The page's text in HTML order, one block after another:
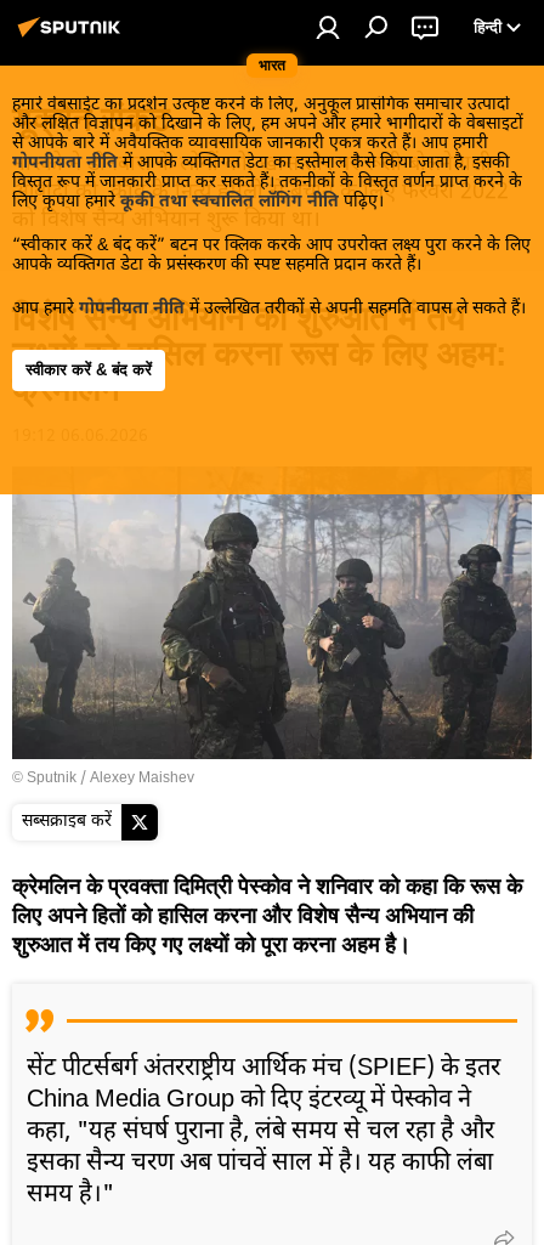
भारत
हिन्दी
हमारे वेबसाईट का प्रदर्शन उत्कृष्ट करने के लिए, अनुकूल प्रासंगिक समाचार उत्पादों
और लक्षित विज्ञापन को दिखाने के लिए, हम अपने और हमारे भागीदारों के वेबसाइटों
से आपके बारे में अवैयक्तिक व्यावसायिक जानकारी एकत्र करते हैं। आप हमारी
गोपनीयता नीति में आपके व्यक्तिगत डेटा का इस्तेमाल कैसे किया जाता है, इसकी
विस्तृत रूप में जानकारी प्राप्त कर सकते हैं। तकनीकों के विस्तृत वर्णन प्राप्त करने के
लिए कृपया हमारे कूकी तथा स्वचालित लॉगिंग नीति पढ़िए।
“स्वीकार करें & बंद करें” बटन पर क्लिक करके आप उपरोक्त लक्ष्य पुरा करने के लिए
आपके व्यक्तिगत डेटा के प्रसंस्करण की स्पष्ट सहमति प्रदान करते हैं।
आप हमारे गोपनीयता नीति में उल्लेखित तरीकों से अपनी सहमति वापस ले सकते हैं।
स्वीकार करें & बंद करें
यूक्रेन संकट
मास्को ने डोनबास के लोगों को, खास तौर पर रूसी बोलनेवाली
आबादी को, कीव के नित्य हमलों से बचाने के लिए फरवरी 2022
को विशेष सैन्य अभियान शुरू किया था।
विशेष सैन्य अभियान की शुरुआत में तय
लक्ष्यों को हासिल करना रूस के लिए अहम:
क्रेमलिन
© Sputnik / Alexey Maishev
सब्सक्राइब करें
क्रेमलिन के प्रवक्ता दिमित्री पेस्कोव ने शनिवार को कहा कि रूस के
लिए अपने हितों को हासिल करना और विशेष सैन्य अभियान की
शुरुआत में तय किए गए लक्ष्यों को पूरा करना अहम है।
सेंट पीटर्सबर्ग अंतरराष्ट्रीय आर्थिक मंच (SPIEF) के इतर
China Media Group को दिए इंटरव्यू में पेस्कोव ने
कहा, "यह संघर्ष पुराना है, लंबे समय से चल रहा है और
इसका सैन्य चरण अब पांचवें साल में है। यह काफी लंबा
समय है।"